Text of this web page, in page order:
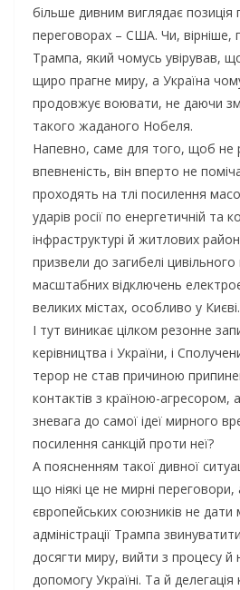
більше дивним виглядає позиція
переговорах – США. Чи, вірніше,
Трампа, який чомусь увірував,
щиро прагне миру, а Україна
продовжує воювати, не даючи
такого жаданого Нобеля.
Напевно, саме для того, щоб не
впевненість, він вперто не
проходять на тлі посилення
ударів росії по енергетичній та
інфраструктурі й житлових
призвели до загибелі цивільного
масштабних відключень
великих містах, особливо у Києві.
І тут виникає цілком резонне
керівництва і України, і
терор не став причиною
контактів з країною-агресором,
зневага до самої ідеї мирного
посилення санкцій проти неї?
А поясненням такої дивної
що ніякі це не мирні переговори,
європейських союзників не дати
адміністрації Трампа
досягти миру, вийти з процесу й
допомогу Україні. Та й делегація